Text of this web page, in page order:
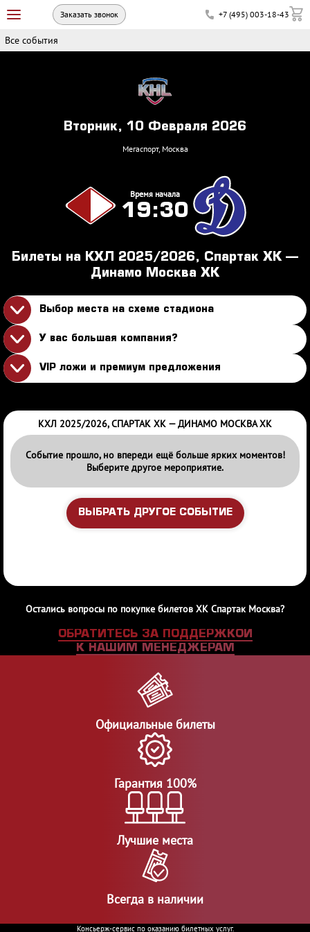
Заказать звонок +7 (495) 003-18-43
Все события
Вторник, 10 Февраля 2026
Мегаспорт, Москва
Время начала
19:30
Билеты на КХЛ 2025/2026, Спартак ХК —
Динамо Москва ХК
Выбор места на схеме стадиона
У вас большая компания?
VIP ложи и премиум предложения
КХЛ 2025/2026, СПАРТАК ХК — ДИНАМО МОСКВА ХК
Событие прошло, но впереди ещё больше ярких моментов!
Выберите другое мероприятие.
ВЫБРАТЬ ДРУГОЕ СОБЫТИЕ
Остались вопросы по покупке билетов ХК Спартак Москва?
ОБРАТИТЕСЬ ЗА ПОДДЕРЖКОЙ
К НАШИМ МЕНЕДЖЕРАМ
Официальные билеты
Гарантия 100%
Лучшие места
Всегда в наличии
Консьерж-сервис по оказанию билетных услуг.